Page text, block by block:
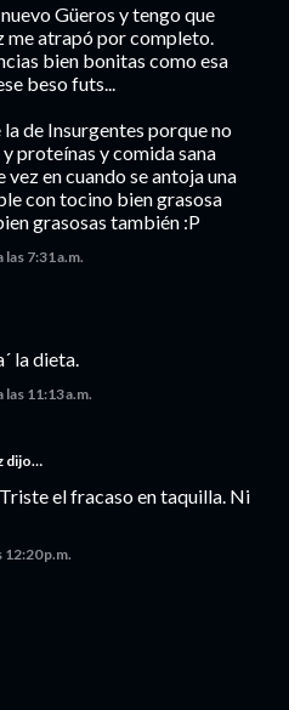
Güeros y tengo que
me atrapó por completo.
bien bonitas como esa
beso futs...
la de Insurgentes porque no
proteínas y comida sana
vez en cuando se antoja una
con tocino bien grasosa
grasosas también :P
7:31 a.m.
la dieta.
11:13 a.m.
dijo…
el fracaso en taquilla. Ni
12:20 p.m.